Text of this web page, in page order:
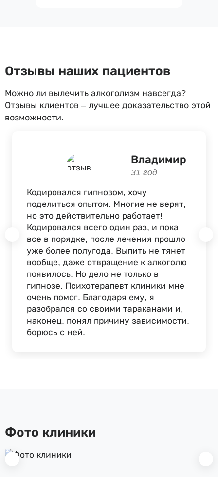
Отзывы наших пациентов
Можно ли вылечить алкоголизм навсегда?
Отзывы клиентов – лучшее доказательство этой
возможности.
Владимир
31 год
Кодировался гипнозом, хочу
поделиться опытом. Многие не верят,
но это действительно работает!
Кодировался всего один раз, и пока
все в порядке, после лечения прошло
уже более полугода. Выпить не тянет
вообще, даже отвращение к алкоголю
появилось. Но дело не только в
гипнозе. Психотерапевт клиники мне
очень помог. Благодаря ему, я
разобрался со своими тараканами и,
наконец, понял причину зависимости,
борюсь с ней.
Фото клиники